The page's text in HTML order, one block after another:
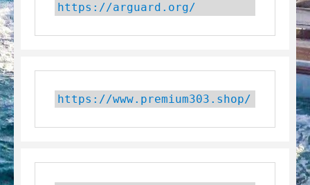
https://arguard.org/
https://www.premium303.shop/